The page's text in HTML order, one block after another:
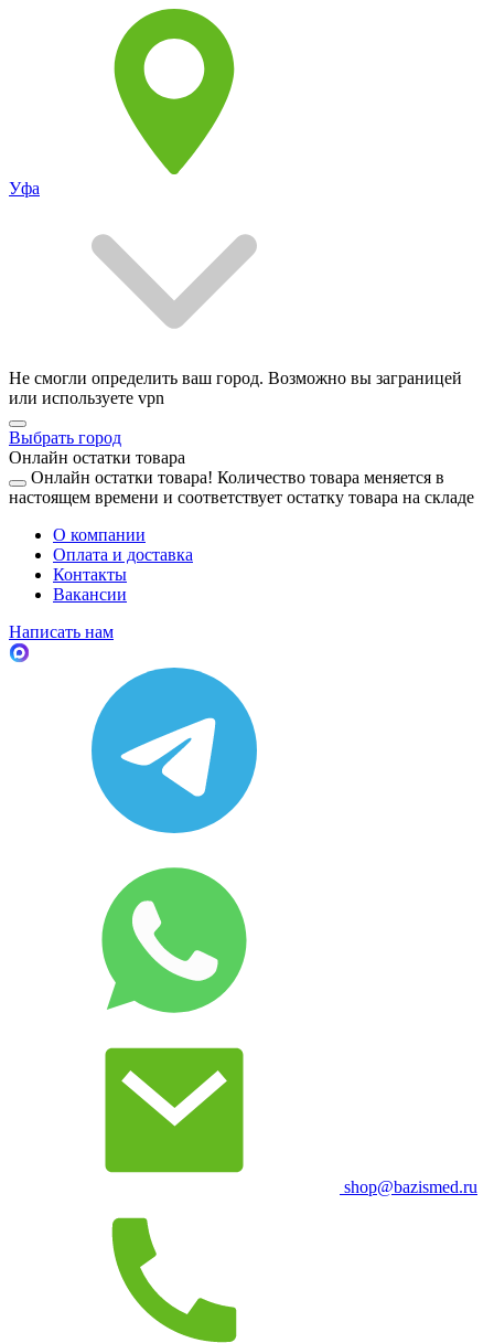
Уфа
Не смогли определить ваш город. Возможно вы заграницей
или используете vpn
Выбрать город
Онлайн остатки товара
Онлайн остатки товара! Количество товара меняется в
настоящем времени и соответствует остатку товара на складе
О компании
Оплата и доставка
Контакты
Вакансии
Написать нам
shop@bazismed.ru